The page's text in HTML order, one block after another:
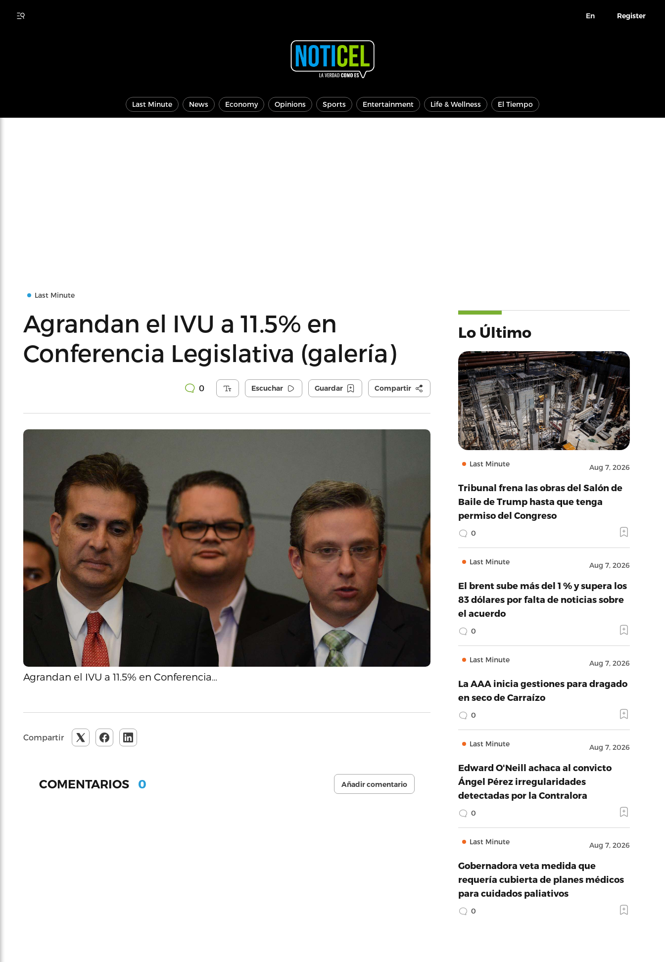
En Register
Last Minute News Economy Opinions Sports Entertainment Life & Wellness El Tiempo
Last Minute
Agrandan el IVU a 11.5% en
Conferencia Legislativa (galería)
0 Escuchar Guardar Compartir
Agrandan el IVU a 11.5% en Conferencia…
Compartir
COMENTARIOS 0 Añadir comentario
Lo Último
Last Minute Aug 7, 2026
Tribunal frena las obras del Salón de
Baile de Trump hasta que tenga
permiso del Congreso
0
Last Minute Aug 7, 2026
El brent sube más del 1 % y supera los
83 dólares por falta de noticias sobre
el acuerdo
0
Last Minute Aug 7, 2026
La AAA inicia gestiones para dragado
en seco de Carraízo
0
Last Minute Aug 7, 2026
Edward O'Neill achaca al convicto
Ángel Pérez irregularidades
detectadas por la Contralora
0
Last Minute Aug 7, 2026
Gobernadora veta medida que
requería cubierta de planes médicos
para cuidados paliativos
0